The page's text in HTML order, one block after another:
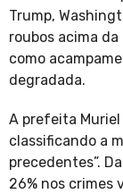
Trump,
roubos acima
como
degradada.
A prefeita
classificando a
precedentes”.
26% nos crimes